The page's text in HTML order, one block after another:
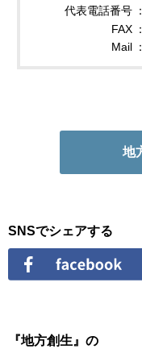
代表電話番号
FAX
Mail
地
SNSでシェアする
『地方創生』の